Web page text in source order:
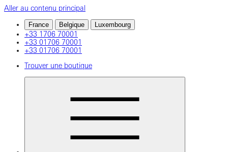
Aller au contenu principal
France Belgique Luxembourg
+33 1706 70001
+33 01706 70001
+33 01706 70001
Trouver une boutique